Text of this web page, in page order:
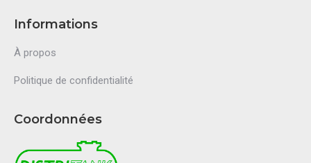
Informations
À propos
Politique de confidentialité
Coordonnées